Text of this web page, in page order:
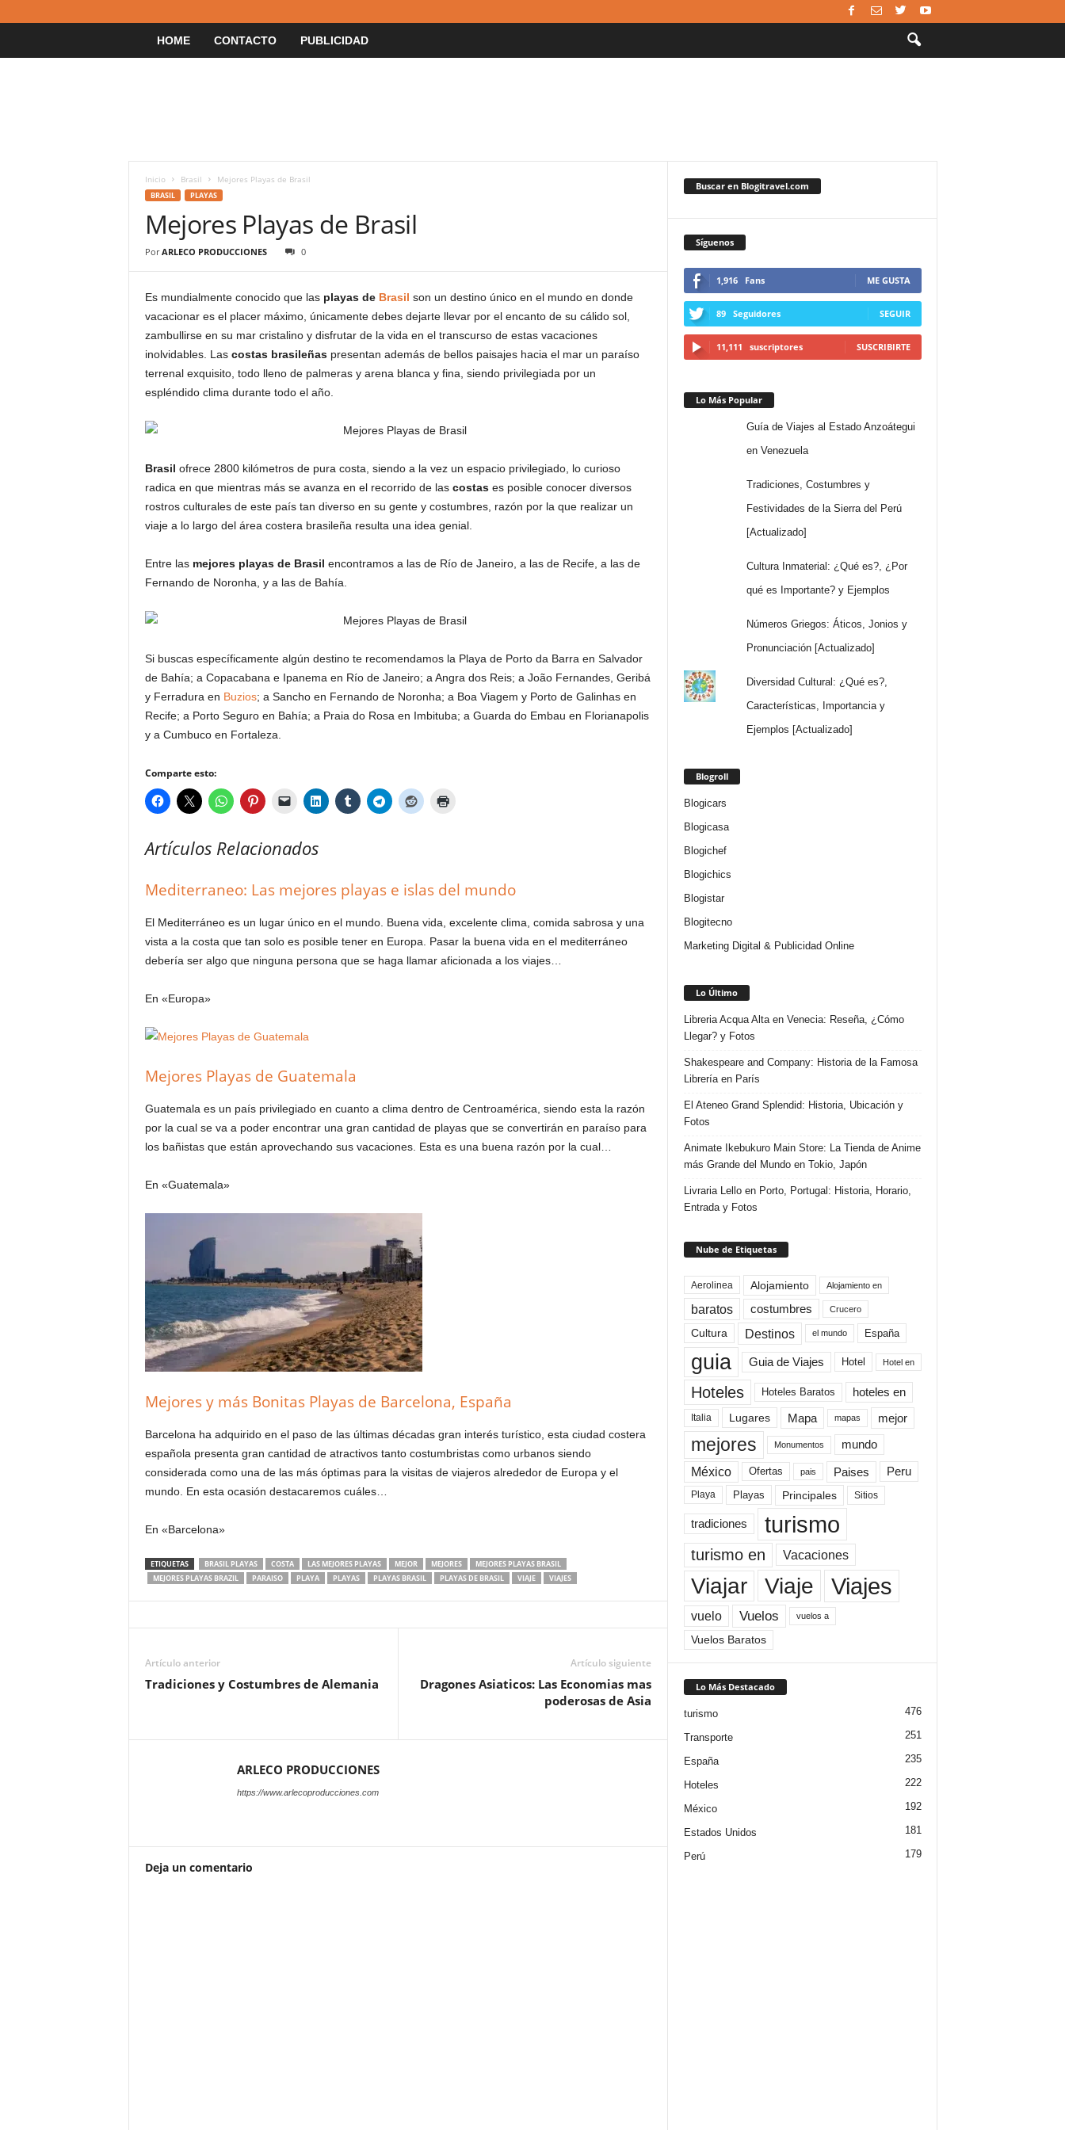
HOME CONTACTO PUBLICIDAD
Inicio Brasil Mejores Playas de Brasil
BRASIL PLAYAS
Mejores Playas de Brasil
Por ARLECO PRODUCCIONES 0
Es mundialmente conocido que las playas de Brasil son un destino único en el mundo en donde
vacacionar es el placer máximo, únicamente debes dejarte llevar por el encanto de su cálido sol,
zambullirse en su mar cristalino y disfrutar de la vida en el transcurso de estas vacaciones
inolvidables. Las costas brasileñaspresentan además de bellos paisajes hacia el mar un paraíso
terrenal exquisito, todo lleno de palmeras y arena blanca y fina, siendo privilegiada por un
espléndido clima durante todo el año.
Brasil ofrece 2800 kilómetros de pura costa, siendo a la vez un espacio privilegiado, lo curioso
radica en que mientras más se avanza en el recorrido de las costases posible conocer diversos
rostros culturales de este país tan diverso en su gente y costumbres, razón por la que realizar un
viaje a lo largo del área costera brasileña resulta una idea genial.
Entre las mejores playas de Brasil encontramos a las de Río de Janeiro, a las de Recife, a las de
Fernando de Noronha, y a las de Bahía.
Si buscas específicamente algún destino te recomendamos la Playa de Porto da Barra en Salvador
de Bahía; a Copacabana e Ipanema en Río de Janeiro; a Angra dos Reis; a João Fernandes, Geribá
y Ferradura en Buzios; a Sancho en Fernando de Noronha; a Boa Viagem y Porto de Galinhas en
Recife; a Porto Seguro en Bahía; a Praia do Rosa en Imbituba; a Guarda do Embau en Florianapolis
y a Cumbuco en Fortaleza.
Comparte esto:
Artículos Relacionados
Mediterraneo: Las mejores playas e islas del mundo
El Mediterráneo es un lugar único en el mundo. Buena vida, excelente clima, comida sabrosa y una
vista a la costa que tan solo es posible tener en Europa. Pasar la buena vida en el mediterráneo
debería ser algo que ninguna persona que se haga llamar aficionada a los viajes…
En «Europa»
Mejores Playas de Guatemala
Guatemala es un país privilegiado en cuanto a clima dentro de Centroamérica, siendo esta la razón
por la cual se va a poder encontrar una gran cantidad de playas que se convertirán en paraíso para
los bañistas que están aprovechando sus vacaciones. Esta es una buena razón por la cual…
En «Guatemala»
Mejores y más Bonitas Playas de Barcelona, España
Barcelona ha adquirido en el paso de las últimas décadas gran interés turístico, esta ciudad costera
española presenta gran cantidad de atractivos tanto costumbristas como urbanos siendo
considerada como una de las más óptimas para la visitas de viajeros alrededor de Europa y el
mundo. En esta ocasión destacaremos cuáles…
En «Barcelona»
ETIQUETAS BRASIL PLAYAS COSTA LAS MEJORES PLAYAS MEJOR MEJORES
MEJORES PLAYAS BRASIL
MEJORES PLAYAS BRAZIL
PARAISO PLAYA PLAYAS PLAYAS BRASIL PLAYAS DE BRASIL VIAJE VIAJES
Artículo anterior
Tradiciones y Costumbres de Alemania
Artículo siguiente
Dragones Asiaticos: Las Economias mas
poderosas de Asia
ARLECO PRODUCCIONES
https://www.arlecoproducciones.com
Deja un comentario
Buscar en Blogitravel.com
Síguenos
1,916 Fans ME GUSTA
89 Seguidores SEGUIR
11,111 suscriptores SUSCRIBIRTE
Lo Más Popular
Guía de Viajes al Estado Anzoátegui
en Venezuela
Tradiciones, Costumbres y
Festividades de la Sierra del Perú
[Actualizado]
Cultura Inmaterial: ¿Qué es?, ¿Por
qué es Importante? y Ejemplos
Números Griegos: Áticos, Jonios y
Pronunciación [Actualizado]
Diversidad Cultural: ¿Qué es?,
Características, Importancia y
Ejemplos [Actualizado]
Blogroll
Blogicars
Blogicasa
Blogichef
Blogichics
Blogistar
Blogitecno
Marketing Digital & Publicidad Online
Lo Último
Libreria Acqua Alta en Venecia: Reseña, ¿Cómo
Llegar? y Fotos
Shakespeare and Company: Historia de la Famosa
Librería en París
El Ateneo Grand Splendid: Historia, Ubicación y
Fotos
Animate Ikebukuro Main Store: La Tienda de Anime
más Grande del Mundo en Tokio, Japón
Livraria Lello en Porto, Portugal: Historia, Horario,
Entrada y Fotos
Nube de Etiquetas
Aerolinea Alojamiento Alojamiento en
baratos costumbres Crucero
Cultura Destinos el mundo España
guia Guia de Viajes Hotel Hotel en
Hoteles Hoteles Baratos hoteles en
Italia Lugares Mapa mapas mejor
mejores Monumentos mundo
México Ofertas pais Paises Peru
Playa Playas Principales Sitios
tradiciones turismo
turismo en Vacaciones
Viajar Viaje Viajes
vuelo Vuelos vuelos a
Vuelos Baratos
Lo Más Destacado
turismo 476
Transporte 251
España 235
Hoteles 222
México 192
Estados Unidos 181
Perú 179